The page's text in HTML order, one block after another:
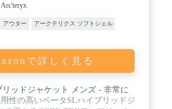
Arc'teryx
アウター アークテリクス ソフトシェル
で詳しく見る
リッドジャケット メンズ - 非常に
性の高いベータSLハイブリッドジ